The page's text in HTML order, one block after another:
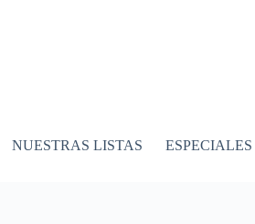
NUESTRAS LISTAS ESPECIALES